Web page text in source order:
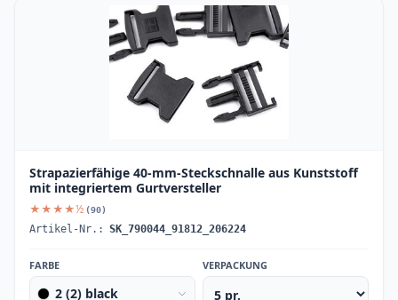
Strapazierfähige 40-mm-Steckschnalle aus Kunststoff
mit integriertem Gurtversteller
★★★★½ (90)
Artikel-Nr.: SK_790044_91812_206224
FARBE
2 (2) black
VERPACKUNG